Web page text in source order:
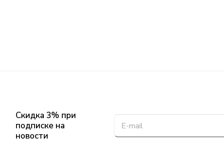
Скидка 3% при
подписке на
новости